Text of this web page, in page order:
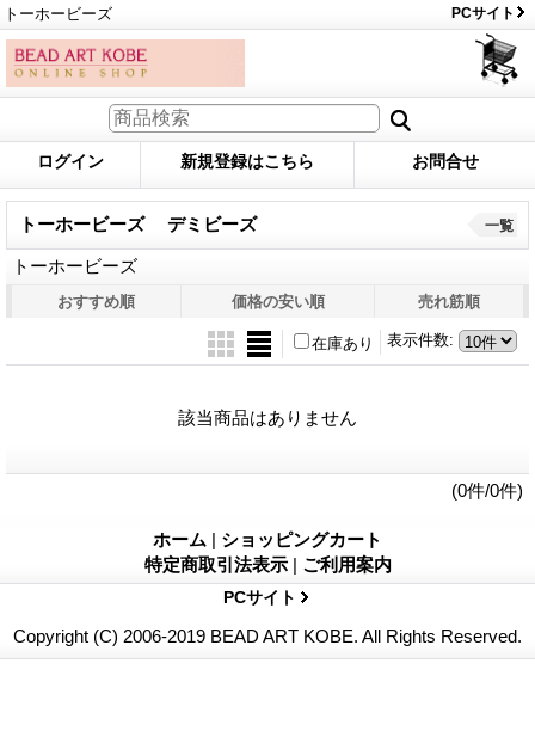
トーホービーズ PCサイト
ログイン 新規登録はこちら お問合せ
トーホービーズ デミビーズ
トーホービーズ
一覧
おすすめ順 価格の安い順 売れ筋順
表示件数:
在庫あり
該当商品はありません
(0件/0件)
ホーム | ショッピングカート
特定商取引法表示 | ご利用案内
PCサイト
Copyright (C) 2006-2019 BEAD ART KOBE. All Rights Reserved.